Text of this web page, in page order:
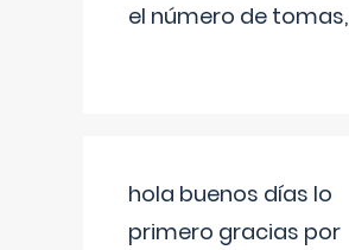
el número de tomas,
hola buenos días lo
primero gracias por